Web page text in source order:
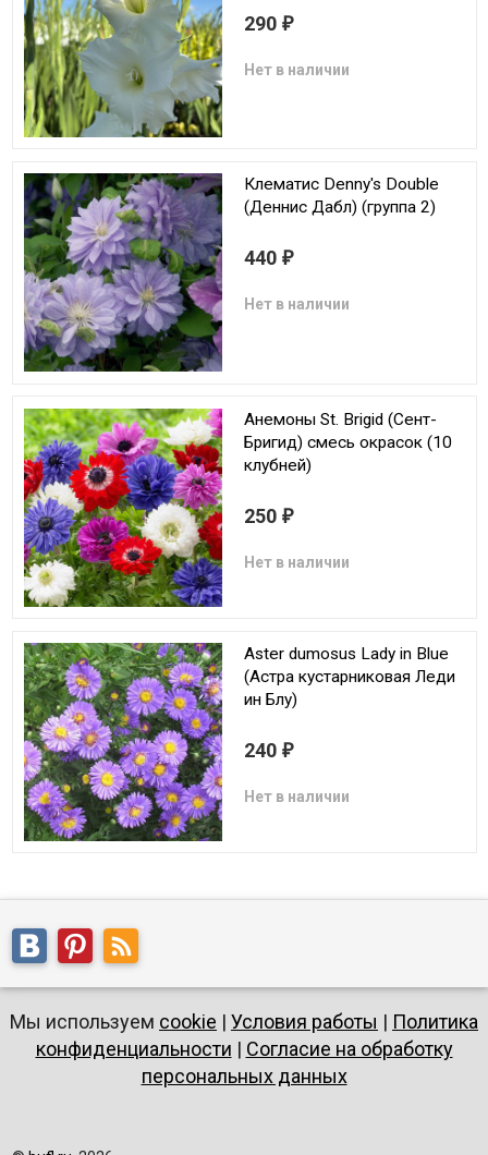
290 ₽
Нет в наличии
Клематис Denny's Double
(Деннис Дабл) (группа 2)
440 ₽
Нет в наличии
Анемоны St. Brigid (Сент-
Бригид) смесь окрасок (10
клубней)
250 ₽
Нет в наличии
Aster dumosus Lady in Blue
(Астра кустарниковая Леди
ин Блу)
240 ₽
Нет в наличии
Мы используем cookie | Условия работы | Политика
конфиденциальности | Согласие на обработку
персональных данных